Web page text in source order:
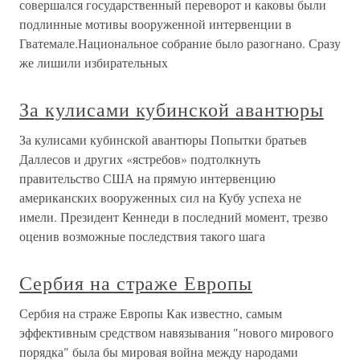
совершался государственный переворот и каковы были
подлинные мотивы вооруженной интервенции в
Гватемале.Национальное собрание было разогнано. Сразу
же лишили избирательных
За кулисами кубинской авантюры
За кулисами кубинской авантюры Попытки братьев
Даллесов и других «ястребов» подтолкнуть
правительство США на прямую интервенцию
американских вооруженных сил на Кубу успеха не
имели. Президент Кеннеди в последний момент, трезво
оценив возможные последствия такого шага
Сербия на страже Европы
Сербия на страже Европы Как известно, самым
эффективным средством навязывания "нового мирового
порядка" была бы мировая война между народами